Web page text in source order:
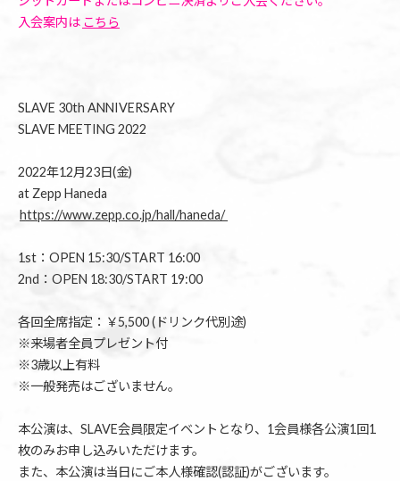
入会案内は こちら
SLAVE 30th ANNIVERSARY
SLAVE MEETING 2022
2022年12月23日(金)
at Zepp Haneda
https://www.zepp.co.jp/hall/haneda/
1st：OPEN 15:30/START 16:00
2nd：OPEN 18:30/START 19:00
各回全席指定：￥5,500 (ドリンク代別途)
※来場者全員プレゼント付
※3歳以上有料
※一般発売はございません。
本公演は、SLAVE会員限定イベントとなり、1会員様各公演1回1
枚のみお申し込みいただけます。
また、本公演は当日にご本人様確認(認証)がございます。